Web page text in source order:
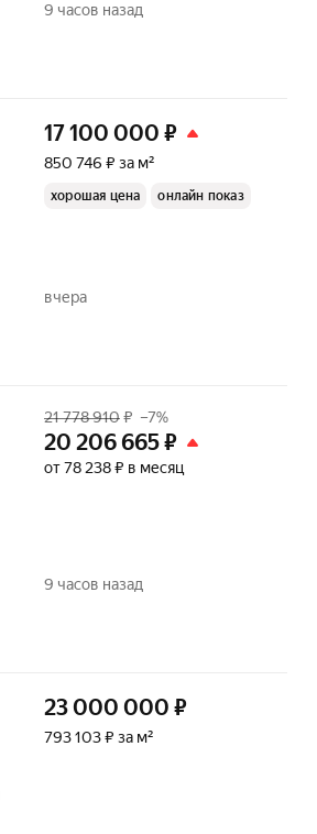
9 часов назад
17 100 000 ₽
850 746 ₽ за м²
хорошая цена онлайн показ
вчера
21 778 910₽ –7%
20 206 665₽
от 78 238 ₽ в месяц
9 часов назад
23 000 000 ₽
793 103 ₽ за м²